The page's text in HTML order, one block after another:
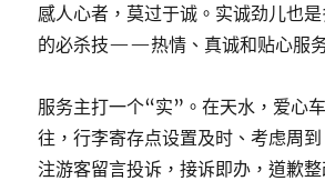
感人心者，莫过于诚。实诚劲儿也
的必杀技——热情、真诚和贴心服务
服务主打一个“实”。在天水，爱心
往，行李寄存点设置及时、考虑周
注游客留言投诉，接诉即办，道歉